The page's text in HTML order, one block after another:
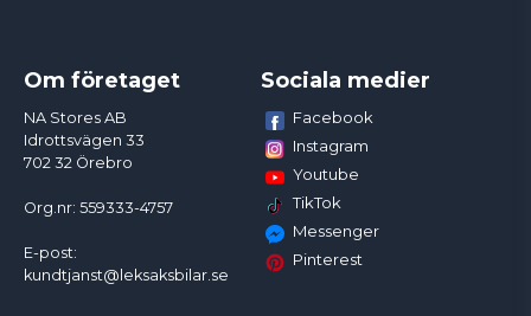
Om företaget
NA Stores AB
Idrottsvägen 33
702 32 Örebro
Org.nr: 559333-4757
E-post:
kundtjanst@leksaksbilar.se
Sociala medier
Facebook
Instagram
Youtube
TikTok
Messenger
Pinterest